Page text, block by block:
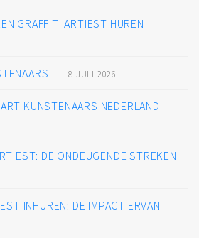
GRAFFITI ARTIEST HUREN
8 JULI 2026
KUNSTENAARS NEDERLAND
DE ONDEUGENDE STREKEN
INHUREN: DE IMPACT ERVAN